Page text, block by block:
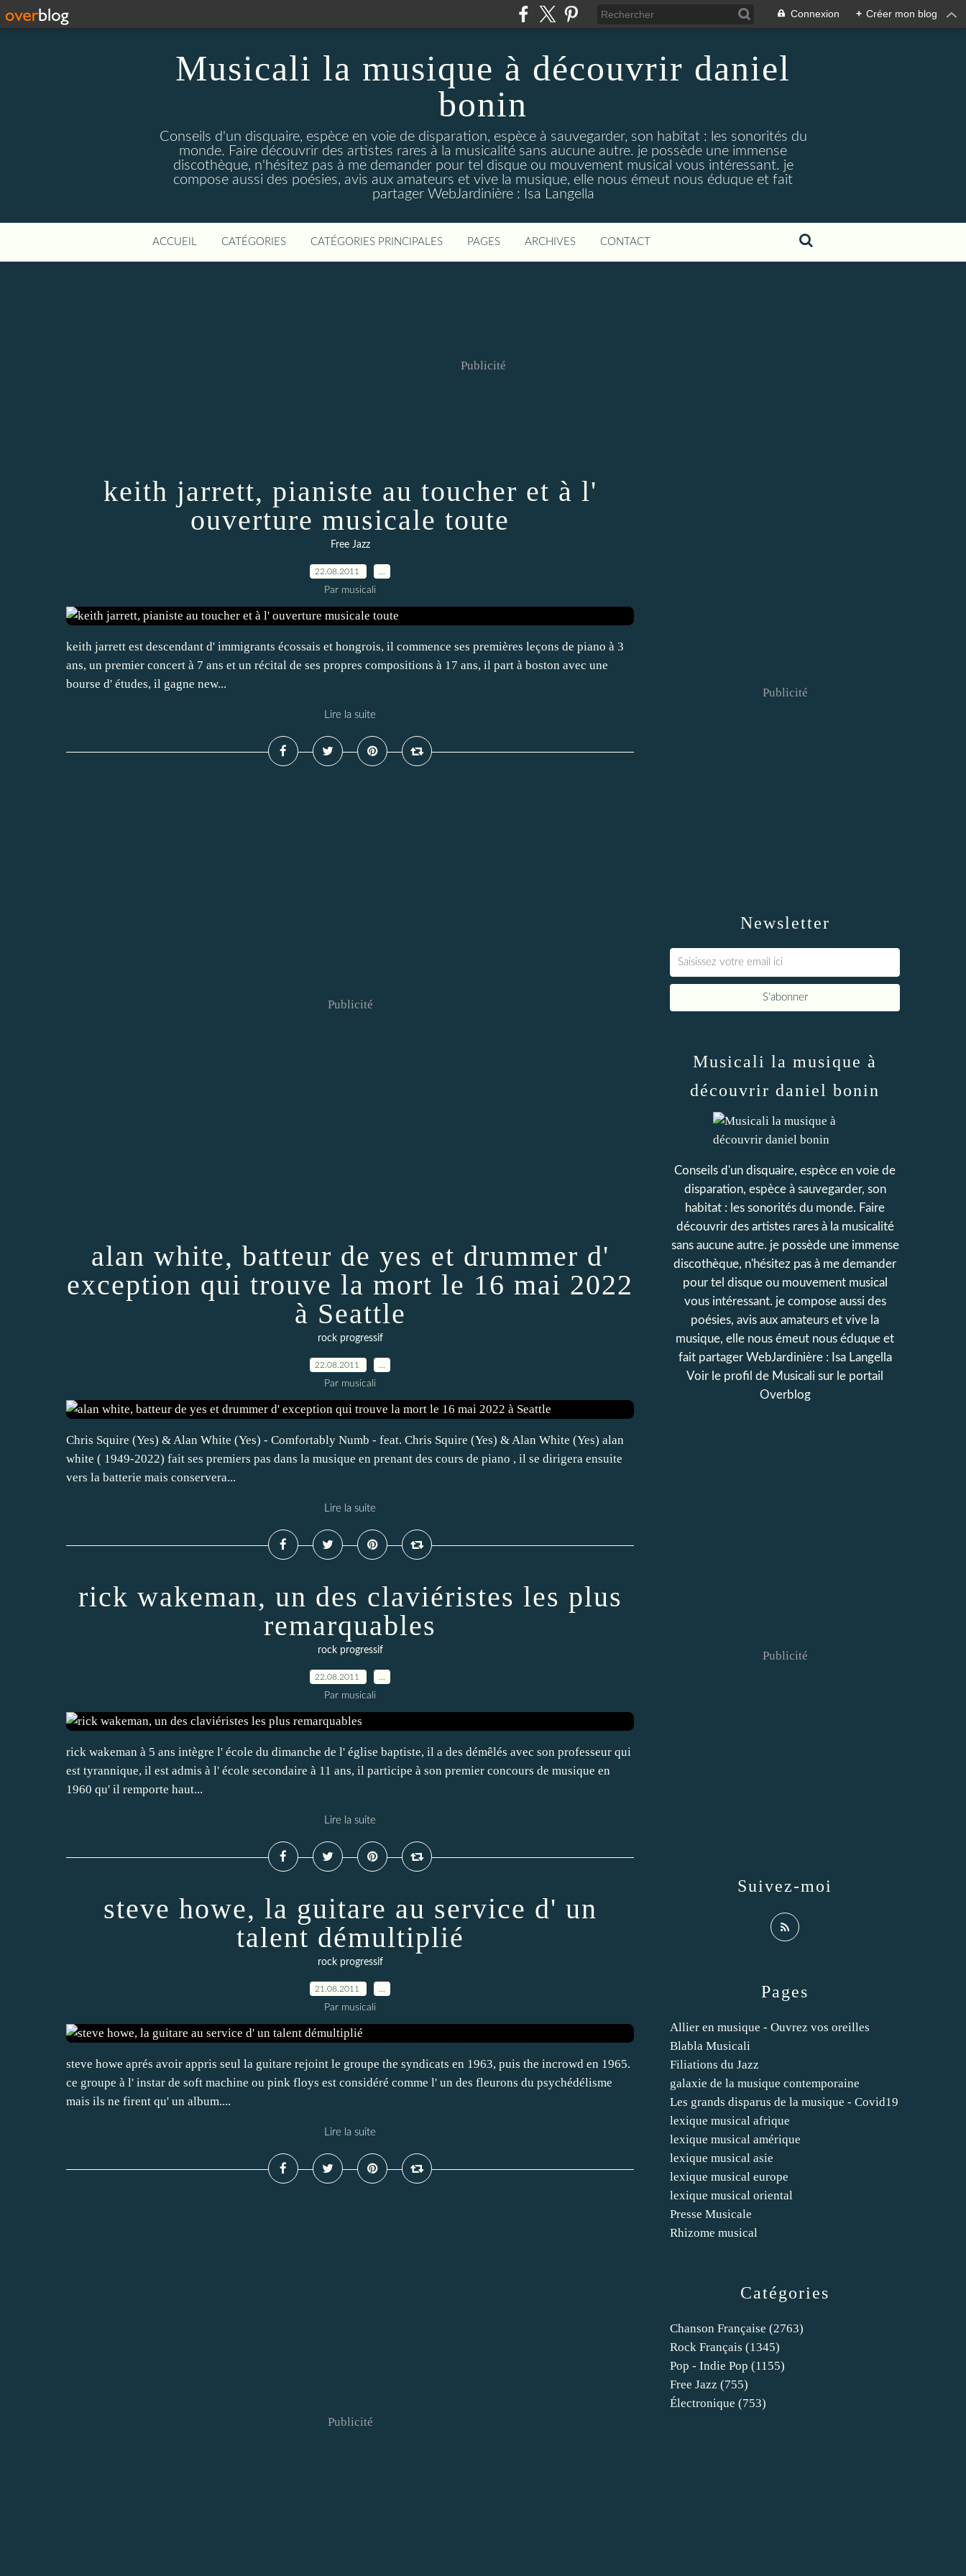
Connexion + Créer mon blog
Musicali la musique à découvrir daniel
bonin
Conseils d'un disquaire, espèce en voie de disparation, espèce à sauvegarder, son habitat : les sonorités du
monde. Faire découvrir des artistes rares à la musicalité sans aucune autre. je possède une immense
discothèque, n'hésitez pas à me demander pour tel disque ou mouvement musical vous intéressant. je
compose aussi des poésies, avis aux amateurs et vive la musique, elle nous émeut nous éduque et fait
partager WebJardinière : Isa Langella
ACCUEIL CATÉGORIES CATÉGORIES PRINCIPALES PAGES ARCHIVES CONTACT
Publicité
keith jarrett, pianiste au toucher et à l'
ouverture musicale toute
Free Jazz
22.08.2011
Par musicali
keith jarrett est descendant d' immigrants écossais et hongrois, il commence ses premières leçons de piano à 3
ans, un premier concert à 7 ans et un récital de ses propres compositions à 17 ans, il part à boston avec une
bourse d' études, il gagne new...
Lire la suite
Publicité
alan white, batteur de yes et drummer d'
exception qui trouve la mort le 16 mai 2022
à Seattle
rock progressif
22.08.2011
Par musicali
Chris Squire (Yes) & Alan White (Yes) - Comfortably Numb - feat. Chris Squire (Yes) & Alan White (Yes) alan
white ( 1949-2022) fait ses premiers pas dans la musique en prenant des cours de piano , il se dirigera ensuite
vers la batterie mais conservera...
Lire la suite
rick wakeman, un des claviéristes les plus
remarquables
rock progressif
22.08.2011
Par musicali
rick wakeman à 5 ans intègre l' école du dimanche de l' église baptiste, il a des démêlés avec son professeur qui
est tyrannique, il est admis à l' école secondaire à 11 ans, il participe à son premier concours de musique en
1960 qu' il remporte haut...
Lire la suite
steve howe, la guitare au service d' un
talent démultiplié
rock progressif
21.08.2011
Par musicali
steve howe aprés avoir appris seul la guitare rejoint le groupe the syndicats en 1963, puis the incrowd en 1965.
ce groupe à l' instar de soft machine ou pink floys est considéré comme l' un des fleurons du psychédélisme
mais ils ne firent qu' un album....
Lire la suite
Publicité
Newsletter
Publicité
Catégories
Chanson Française (2763)
Rock Français (1345)
Pop - Indie Pop (1155)
Free Jazz (755)
Électronique (753)
Pages
Allier en musique - Ouvrez vos oreilles
Blabla Musicali
Filiations du Jazz
galaxie de la musique contemporaine
Les grands disparus de la musique - Covid19
lexique musical afrique
lexique musical amérique
lexique musical asie
lexique musical europe
lexique musical oriental
Presse Musicale
Rhizome musical
Musicali la musique à
découvrir daniel bonin
Conseils d'un disquaire, espèce en voie de
disparation, espèce à sauvegarder, son
habitat : les sonorités du monde. Faire
découvrir des artistes rares à la musicalité
sans aucune autre. je possède une immense
discothèque, n'hésitez pas à me demander
pour tel disque ou mouvement musical
vous intéressant. je compose aussi des
poésies, avis aux amateurs et vive la
musique, elle nous émeut nous éduque et
fait partager WebJardinière : Isa Langella
Voir le profil de Musicali sur le portail
Overblog
Suivez-moi
Publicité